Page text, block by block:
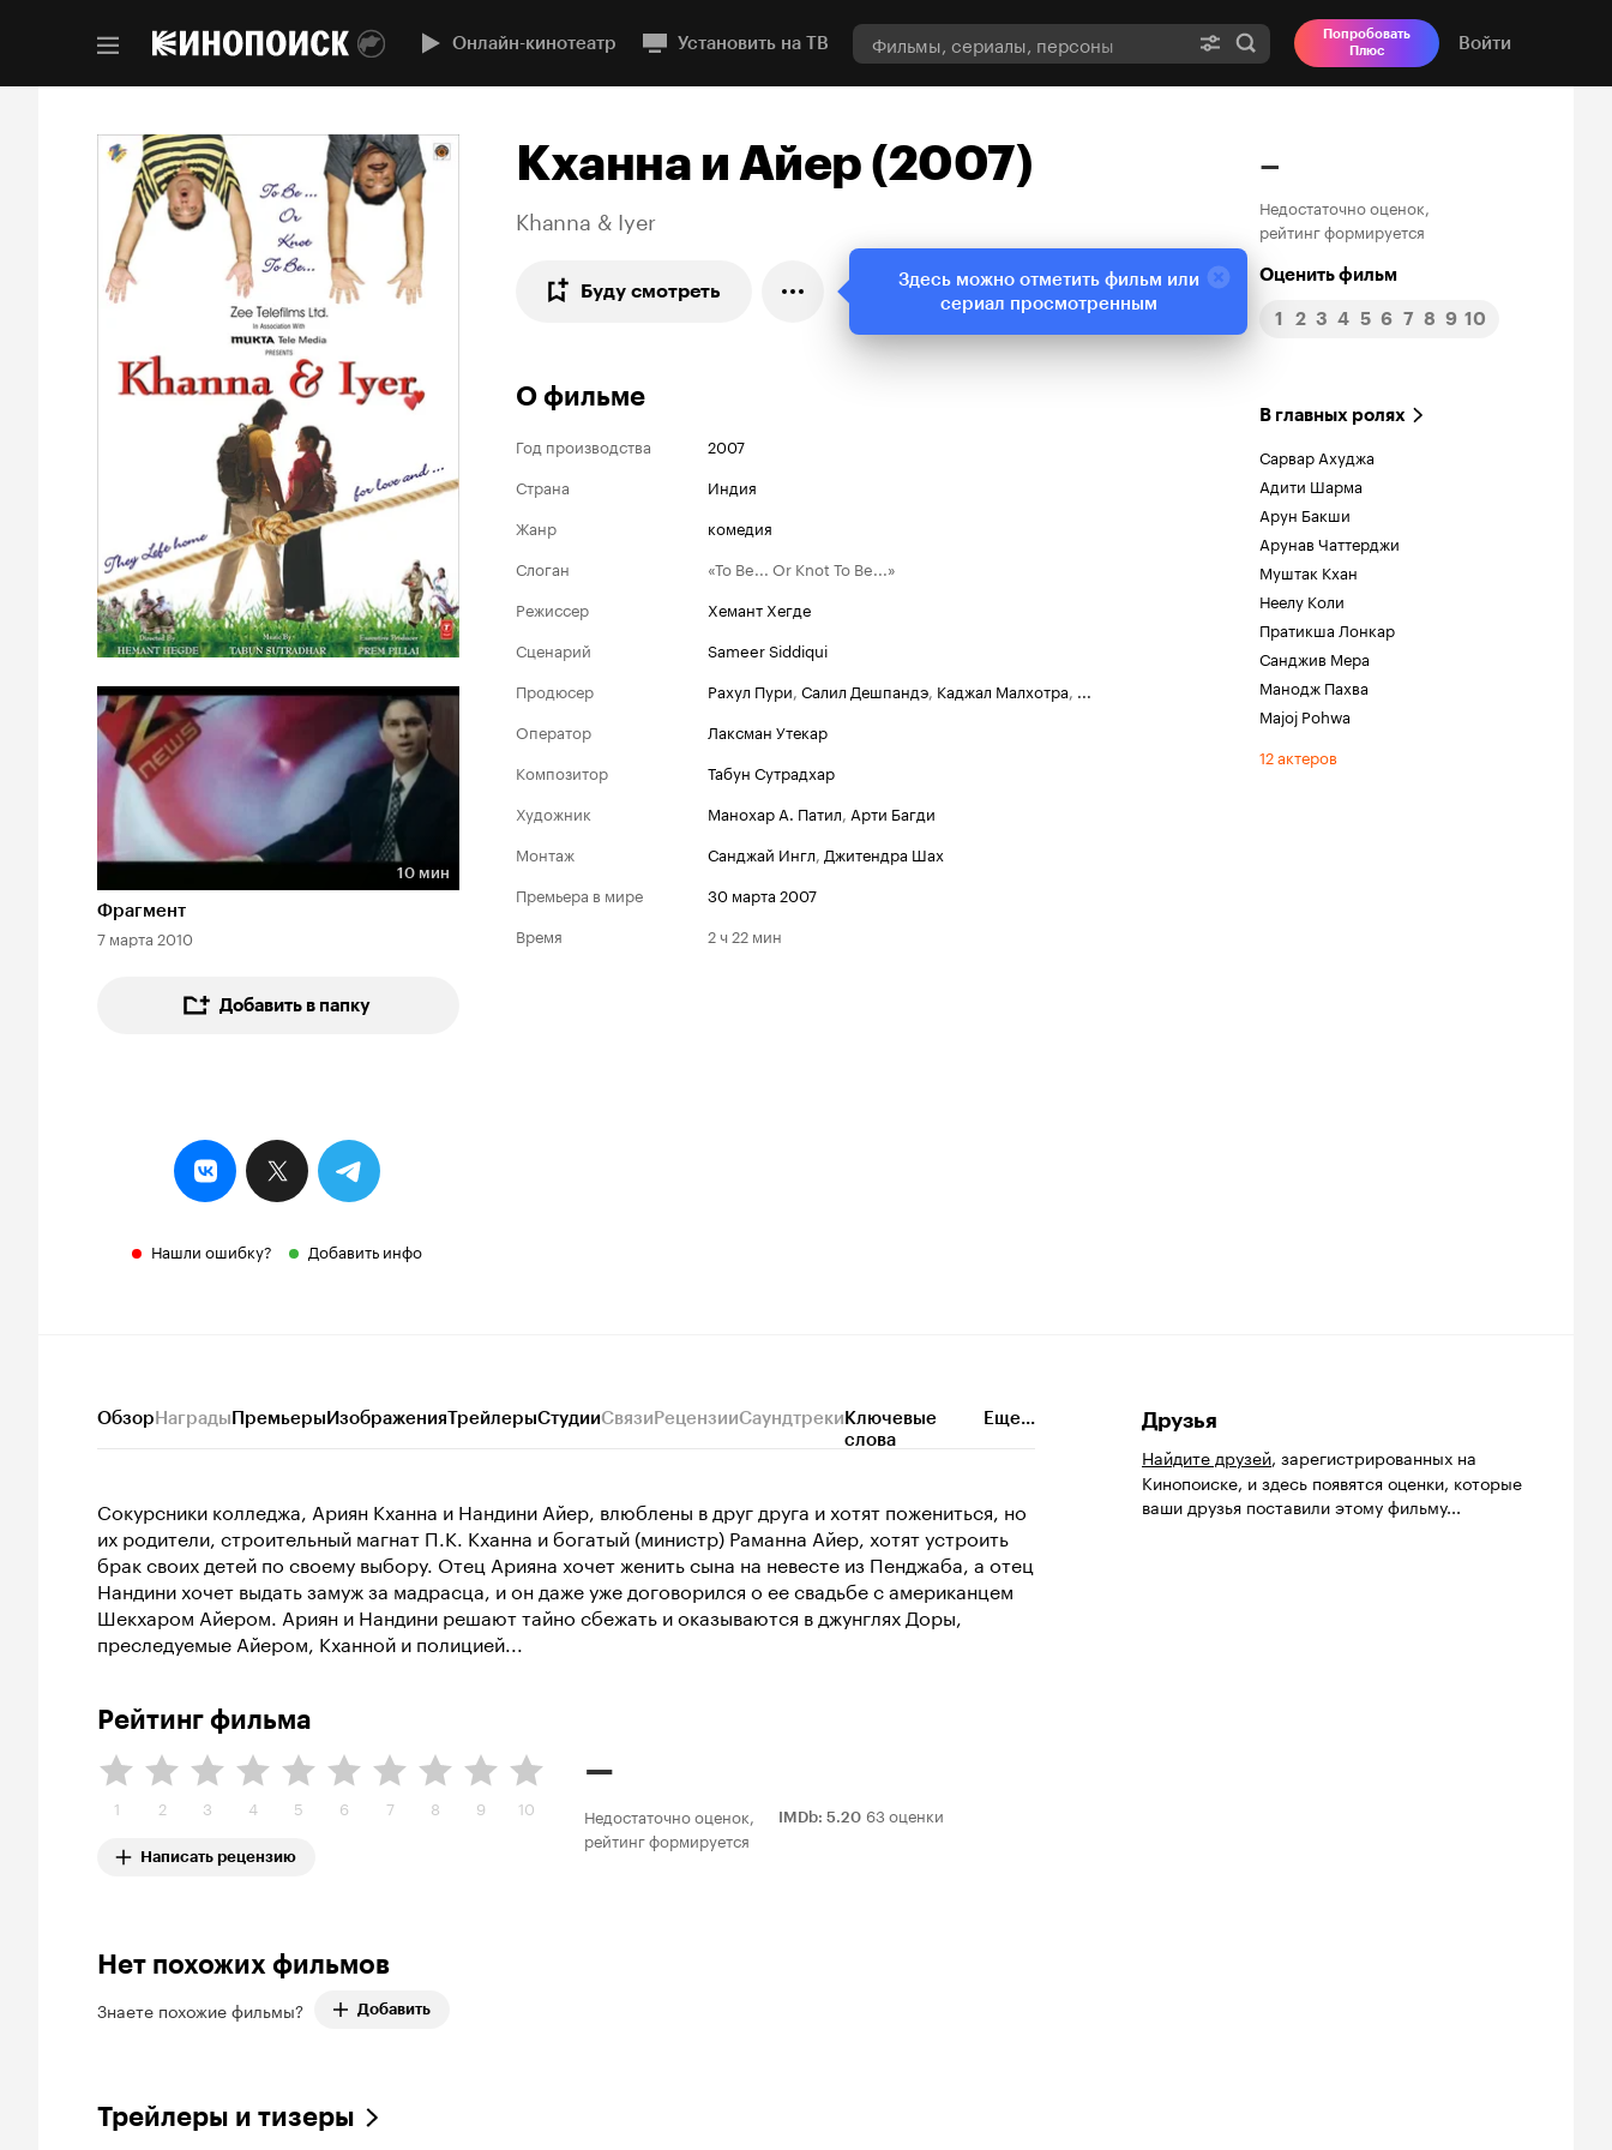
Онлайн-кинотеатр Установить на ТВ
Попробовать
Плюс
Войти
Длительность 10 мин
10 мин
Фрагмент
7 марта 2010
Добавить в папку
Нашли ошибку? Добавить инфо
Кханна и Айер (2007)
Khanna & Iyer
Буду смотреть
–
Недостаточно оценок,
рейтинг формируется
Оценить фильм
1 2 3 4 5 6 7 8 9 10
О фильме
Год производства
2007
Страна
Индия
Жанр
комедия
Слоган
«To Be... Or Knot To Be...»
Режиссер
Хемант Хегде
Сценарий
Sameer Siddiqui
Продюсер
Рахул Пури, Салил Дешпандэ, Каджал Малхотра, ...
Оператор
Лаксман Утекар
Композитор
Табун Сутрадхар
Художник
Манохар А. Патил, Арти Багди
Монтаж
Санджай Ингл, Джитендра Шах
Премьера в мире
30 марта 2007
Время
2 ч 22 мин
В главных ролях
Сарвар Ахуджа
Адити Шарма
Арун Бакши
Арунав Чаттерджи
Муштак Кхан
Неелу Коли
Пратикша Лонкар
Санджив Мера
Манодж Пахва
Majoj Pohwa
12 актеров
ОбзорНаградыПремьерыИзображенияТрейлерыСтудииСвязиРецензииСаундтрекиКлючевые
слова
Еще...
Сокурсники колледжа, Ариян Кханна и Нандини Айер, влюблены в друг друга и хотят пожениться, но
их родители, строительный магнат П.К. Кханна и богатый (министр) Раманна Айер, хотят устроить
брак своих детей по своему выбору. Отец Арияна хочет женить сына на невесте из Пенджаба, а отец
Нандини хочет выдать замуж за мадрасца, и он даже уже договорился о ее свадьбе с американцем
Шекхаром Айером. Ариян и Нандини решают тайно сбежать и оказываются в джунглях Доры,
преследуемые Айером, Кханной и полицией...
Рейтинг фильма
1 2 3 4 5 6 7 8 9 10
Написать рецензию
–
Недостаточно оценок,
рейтинг формируется
IMDb: 5.20 63 оценки
Нет похожих фильмов
Знаете похожие фильмы? Добавить
Трейлеры и тизеры
Друзья
Найдите друзей, зарегистрированных на
Кинопоиске, и здесь появятся оценки, которые
ваши друзья поставили этому фильму...
Здесь можно отметить фильм или
сериал просмотренным